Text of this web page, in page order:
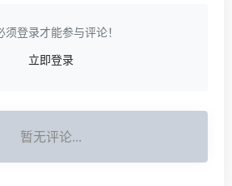
须登录才能参与评论！
立即登录
暂无评论...